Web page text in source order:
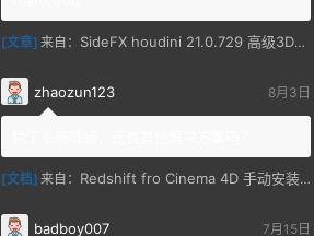
[文章] 来自： SideFX houdini 21.0.729 高级3D特效软件
zhaozun123 8月3日
[文档] 来自： Redshift fro Cinema 4D 手动安装教程
badboy007 7月15日